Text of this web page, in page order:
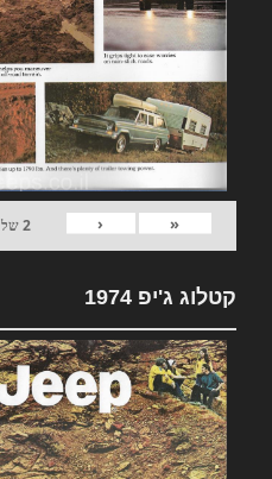
«
‹
2של
קטלוג ג'יפ 1974